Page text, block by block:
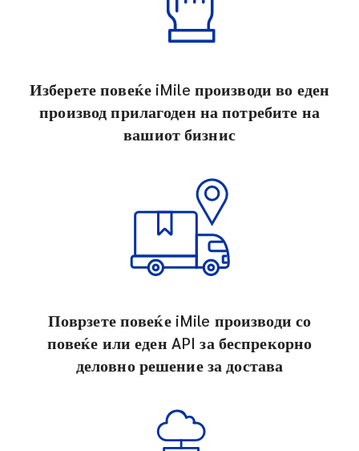
Изберете повеќе iMile производи во еден
производ прилагоден на потребите на
вашиот бизнис
Поврзете повеќе iMile производи со
повеќе или еден API за беспрекорно
деловно решение за достава